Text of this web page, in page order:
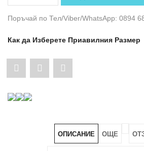
Поръчай по Тел/Viber/WhatsApp: 0894
Как да Изберете Приавилния Размер
Share
Pin
Катарама
Share
с
Катарама
ОПИСАНИЕ ОЩЕ